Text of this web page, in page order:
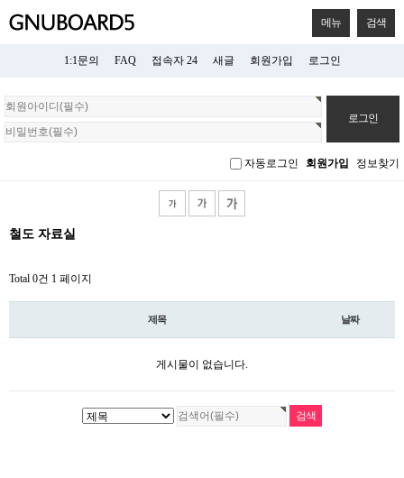
메뉴 검색
1:1문의 FAQ 접속자 24 새글 회원가입 로그인
회
원
로
자동로그인 회원가입 정보찾기
철도 자료실
Total 0건 1 페이지
제목 날짜
게시물이 없습니다.